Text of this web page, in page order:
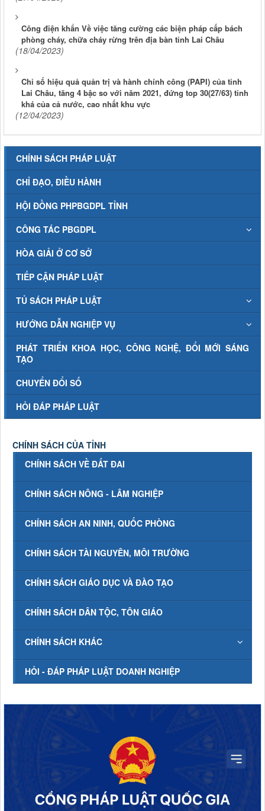
Công điện khẩn Về việc tăng cường các biện pháp cấp bách
phòng cháy, chữa cháy rừng trên địa bàn tỉnh Lai Châu
(18/04/2023)
Chỉ số hiệu quả quản trị và hành chính công (PAPI) của tỉnh
Lai Châu, tăng 4 bậc so với năm 2021, đứng top 30(27/63) tỉnh
khá của cả nước, cao nhất khu vực
(12/04/2023)
CHÍNH SÁCH PHÁP LUẬT
CHỈ ĐẠO, ĐIỀU HÀNH
HỘI ĐỒNG PHPBGDPL TỈNH
CÔNG TÁC PBGDPL
HÒA GIẢI Ở CƠ SỞ
TIẾP CẬN PHÁP LUẬT
TỦ SÁCH PHÁP LUẬT
HƯỚNG DẪN NGHIỆP VỤ
PHÁT TRIỂN KHOA HỌC, CÔNG NGHỆ, ĐỔI MỚI SÁNG
TẠO
CHUYỂN ĐỔI SỐ
HỎI ĐÁP PHÁP LUẬT
CHÍNH SÁCH CỦA TỈNH
CHÍNH SÁCH VỀ ĐẤT ĐAI
CHÍNH SÁCH NÔNG - LÂM NGHIỆP
CHÍNH SÁCH AN NINH, QUỐC PHÒNG
CHÍNH SÁCH TÀI NGUYÊN, MÔI TRƯỜNG
CHÍNH SÁCH GIÁO DỤC VÀ ĐÀO TẠO
CHÍNH SÁCH DÂN TỘC, TÔN GIÁO
CHÍNH SÁCH KHÁC
HỎI - ĐÁP PHÁP LUẬT DOANH NGHIỆP